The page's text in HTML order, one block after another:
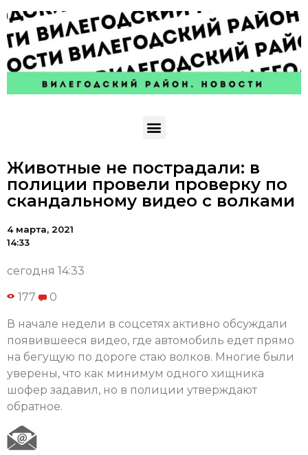
Животные не пострадали: в
полиции провели проверку по
скандальному видео с волками
4 марта, 2021
14:33
сегодня 14:33
177 0
В начале недели в соцсетях активно обсуждали
появившееся видео, где автомобиль едет прямо
на бегущую по дороге стаю волков. Многие были
уверены, что как минимум одного хищника
шофер задавил, но в полиции утверждают
обратное.